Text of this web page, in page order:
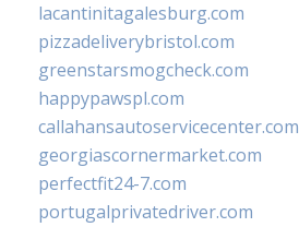
lacantinitagalesburg.com
pizzadeliverybristol.com
greenstarsmogcheck.com
happypawspl.com
callahansautoservicecenter.com
georgiascornermarket.com
perfectfit24-7.com
portugalprivatedriver.com